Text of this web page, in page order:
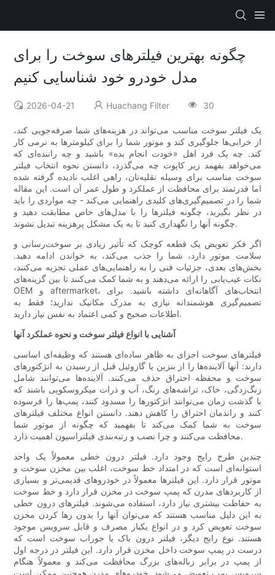
چگونه بهترین فیلترهای سوخت را برای
مدل خودرو خود شناسایی کنیم
2026-04-21 Huachang Filter 30
یک فیلتر سوخت مناسب می‌تواند در هزینه‌های شما صرفه‌جویی کند،
از خرابی‌ها جلوگیری کند و موتور شما را برای کیلومترها به نرمی کار
کند. چه یک فرد اهل «خودت انجام بده» باشید و چه راننده‌ای که
می‌خواهد بفهمد زیر کاپوت چه می‌گذرد، دانستن نحوه انتخاب فیلتر
سوخت مناسب برای وسیله نقلیه‌تان، راهی اغلب نادیده گرفته شده
اما قدرتمند برای محافظت از عملکرد و طول عمر آن است. این مقاله
شما را در تصمیم‌گیری‌های کلیدی راهنمایی می‌کند - چه مواردی را باید
در نظر بگیرید، چگونه فیلترها را با مدل‌های خاص مطابقت دهید و
چگونه آنها را نگهداری کنید تا به یک مشکل پرهزینه تبدیل نشوند.
اگر فکر تعویض یک قطعه کوچک که تأثیر زیادی بر سوخت‌رسانی و
سلامت موتور دارد، شما را جذب می‌کند، به خواندن ادامه دهید.
بخش‌های بعدی، جزئیات فنی را به راهنمایی‌های عملی تجزیه می‌کنند،
نکات عیب‌یابی را ارائه می‌دهند و به شما کمک می‌کنند تا بین گزینه‌های
OEM و aftermarket، انتخاب‌های آگاهانه‌ای داشته باشید. برای
تصمیم‌گیری هوشمندانه نیازی به مدرک مکانیک ندارید؛ فقط به
اطلاعات صحیح و کمی اعتماد به نفس نیاز دارید.
آشنایی با انواع فیلتر سوخت و نحوه عملکرد آنها
فیلترهای سوخت اجزای به ظاهر ساده‌ای هستند که وظیفه‌ای اساسی
دارند: آنها آلاینده‌ها را از بنزین یا گازوئیل قبل از رسیدن به انژکتورهای
سوخت و محفظه احتراق حذف می‌کنند. آلاینده‌ها می‌توانند شامل
زنگ‌زدگی، خاک، تراشه‌های رنگ، آب و ذرات میکروسکوپی باشند که
با گذشت زمان می‌توانند انژکتورها را مسدود کنند، پمپ‌ها را فرسوده
کنند و راندمان احتراق را کاهش دهند. دانستن انواع مختلف فیلترهای
سوخت به شما کمک می‌کند تا بفهمید که چگونه از موتور شما
محافظت می‌کنند و چرا نصب و رتبه‌بندی فیلتراسیون اهمیت دارد.
چندین طرح رایج وجود دارد. فیلتر درون خطی معمولاً یک واحد
استوانه‌ای است که در امتداد خط سوخت، اغلب بین مخزن سوخت و
موتور قرار دارد. این فیلترها معمولاً در خودروهای قدیمی‌تر و بسیاری
از کاربردهای مدرن که پمپ سوخت در مخزن قرار دارد و خط سوخت
به حفاظت بیشتری نیاز دارد، استفاده می‌شوند. فیلترهای درون خطی
به این دلیل مناسب هستند که می‌توان آنها را بدون رها کردن مخزن
سوخت تعویض کرد و در انواع یکبار مصرف و قابل سرویس موجود
هستند. نوع رایج دیگر، فیلتر درون باک یا جوراب سوخت است که
درست در پمپ سوخت داخل مخزن قرار دارد. این فیلتر در درجه اول
از پمپ در برابر زباله‌های بزرگ محافظت می‌کند و معمولاً هنگام